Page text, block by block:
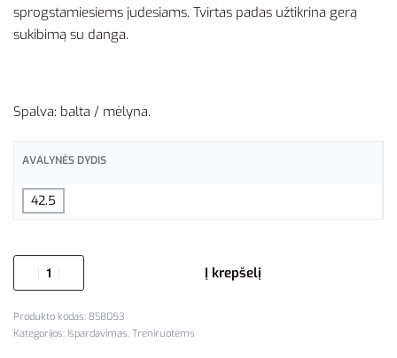
sprogstamiesiems judesiams. Tvirtas padas užtikrina gerą
sukibimą su danga.
Spalva: balta / mėlyna.
AVALYNĖS DYDIS
42.5
Į krepšelį
BS8053
Kategorijos: Išpardavimas, Treniruotėms